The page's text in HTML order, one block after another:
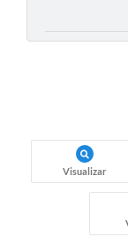
Visualizar